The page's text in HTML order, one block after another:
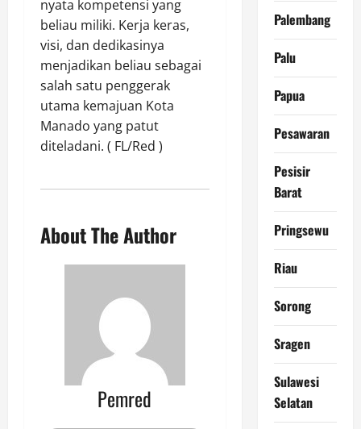
nyata kompetensi yang
beliau miliki. Kerja keras,
visi, dan dedikasinya
menjadikan beliau sebagai
salah satu penggerak
utama kemajuan Kota
Manado yang patut
diteladani. ( FL/Red )
About The Author
Pemred
Palembang
Palu
Papua
Pesawaran
Pesisir
Barat
Pringsewu
Riau
Sorong
Sragen
Sulawesi
Selatan